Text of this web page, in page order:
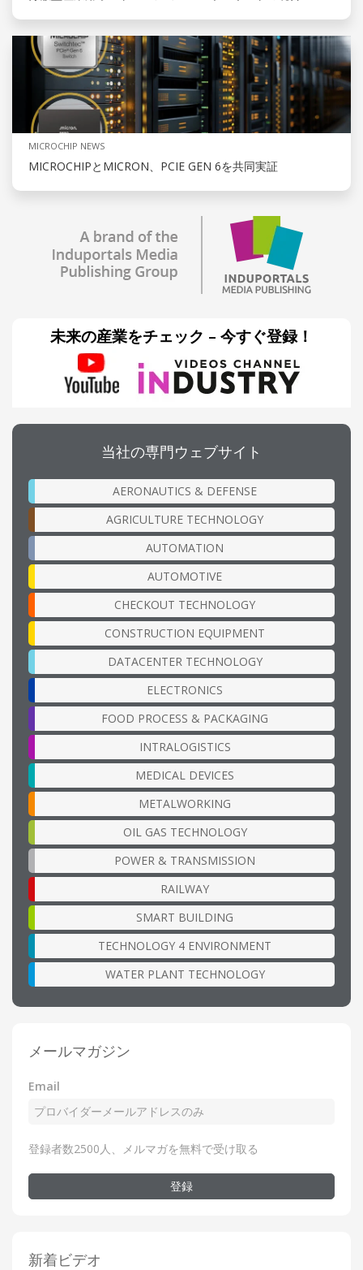
MICROCHIP NEWS
MICROCHIPとMICRON、PCIE GEN 6を共同実証
未来の産業をチェック – 今すぐ登録！
当社の専門ウェブサイト
AERONAUTICS & DEFENSE
AGRICULTURE TECHNOLOGY
AUTOMATION
AUTOMOTIVE
CHECKOUT TECHNOLOGY
CONSTRUCTION EQUIPMENT
DATACENTER TECHNOLOGY
ELECTRONICS
FOOD PROCESS & PACKAGING
INTRALOGISTICS
MEDICAL DEVICES
METALWORKING
OIL GAS TECHNOLOGY
POWER & TRANSMISSION
RAILWAY
SMART BUILDING
TECHNOLOGY 4 ENVIRONMENT
WATER PLANT TECHNOLOGY
メールマガジン
Email
登録者数2500人、メルマガを無料で受け取る
登録
新着ビデオ